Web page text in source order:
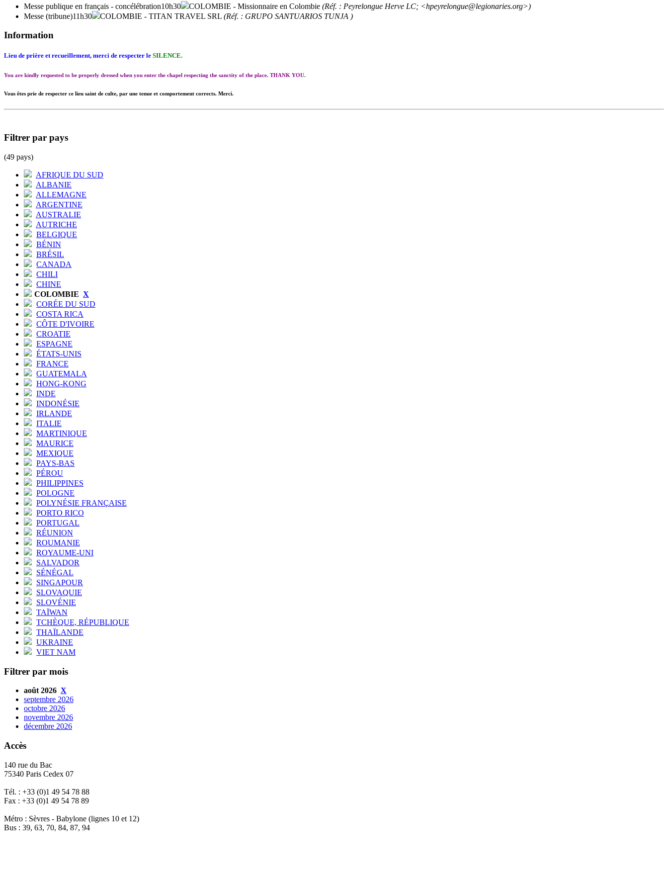
Messe publique en français - concélébration10h30 COLOMBIE - Missionnaire en Colombie (Réf. : Peyrelongue Herve LC; <hpeyrelongue@legionaries.org>)
Messe (tribune)11h30 COLOMBIE - TITAN TRAVEL SRL (Réf. : GRUPO SANTUARIOS TUNJA )
Information
Lieu de prière et recueillement, merci de respecter le SILENCE.
You are kindly requested to be properly dressed when you enter the chapel respecting the sanctity of the place. THANK YOU.
Vous êtes prie de respecter ce lieu saint de culte, par une tenue et comportement corrects. Merci.
Filtrer par pays
(49 pays)
AFRIQUE DU SUD
ALBANIE
ALLEMAGNE
ARGENTINE
AUSTRALIE
AUTRICHE
BELGIQUE
BÉNIN
BRÉSIL
CANADA
CHILI
CHINE
COLOMBIE X
CORÉE DU SUD
COSTA RICA
CÔTE D'IVOIRE
CROATIE
ESPAGNE
ÉTATS-UNIS
FRANCE
GUATEMALA
HONG-KONG
INDE
INDONÉSIE
IRLANDE
ITALIE
MARTINIQUE
MAURICE
MEXIQUE
PAYS-BAS
PÉROU
PHILIPPINES
POLOGNE
POLYNÉSIE FRANÇAISE
PORTO RICO
PORTUGAL
RÉUNION
ROUMANIE
ROYAUME-UNI
SALVADOR
SÉNÉGAL
SINGAPOUR
SLOVAQUIE
SLOVÉNIE
TAÏWAN
TCHÈQUE, RÉPUBLIQUE
THAÏLANDE
UKRAINE
VIET NAM
Filtrer par mois
août 2026 X
septembre 2026
octobre 2026
novembre 2026
décembre 2026
Accès
140 rue du Bac
75340 Paris Cedex 07
Tél. : +33 (0)1 49 54 78 88
Fax : +33 (0)1 49 54 78 89
Métro : Sèvres - Babylone (lignes 10 et 12)
Bus : 39, 63, 70, 84, 87, 94